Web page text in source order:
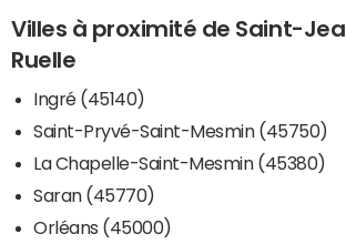
Villes à proximité de Saint-
Ruelle
Ingré (45140)
Saint-Pryvé-Saint-Mesmin (45750)
La Chapelle-Saint-Mesmin (45380)
Saran (45770)
Orléans (45000)